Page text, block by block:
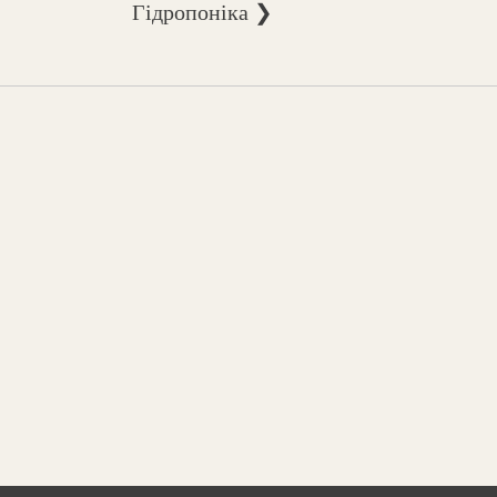
Гідропоніка ❯